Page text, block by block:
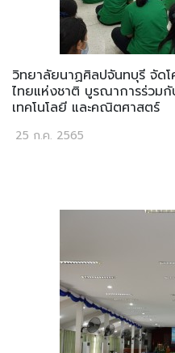
วิทยาลัยนาฏศิลปจันทบุรี จัด
ไทยแห่งชาติ บูรณาการร่วมกั
เทคโนโลยี และคณิตศาสตร์
25 ก.ค. 2565